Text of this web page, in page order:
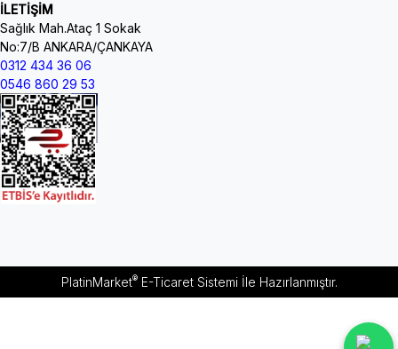
İLETİŞİM
Sağlık Mah.Ataç 1 Sokak
No:7/B ANKARA/ÇANKAYA
0312 434 36 06
0546 860 29 53
PlatinMarket®E-Ticaret Sistemiİle Hazırlanmıştır.